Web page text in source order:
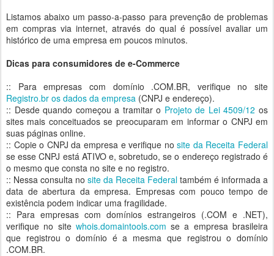
Listamos abaixo um passo-a-passo para prevenção de problemas
em compras via internet, através do qual é possível avaliar um
histórico de uma empresa em poucos minutos.
Dicas para consumidores de e-Commerce
:: Para empresas com domínio .COM.BR, verifique no site
Registro.br os dados da empresa (CNPJ e endereço).
:: Desde quando começou a tramitar o Projeto de Lei 4509/12 os
sites mais conceituados se preocuparam em informar o CNPJ em
suas páginas online.
:: Copie o CNPJ da empresa e verifique nosite da Receita Federal
se esse CNPJ está ATIVO e, sobretudo, se o endereço registrado é
o mesmo que consta no site e no registro.
:: Nessa consulta no site da Receita Federal também é informada a
data de abertura da empresa. Empresas com pouco tempo de
existência podem indicar uma fragilidade.
:: Para empresas com domínios estrangeiros (.COM e .NET),
verifique no site whois.domaintools.com se a empresa brasileira
que registrou o domínio é a mesma que registrou o domínio
.COM.BR.